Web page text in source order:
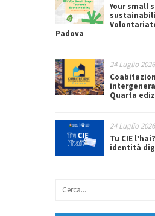
Your small
Padova
24 Luglio 2026
Quarta
24 Luglio 2026
Tu CIE
identità